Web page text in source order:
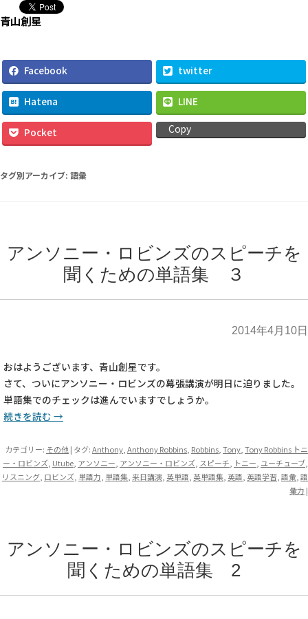
タグ別アーカイブ: 語彙
アンソニー・ロビンズのスピーチを
聞くための単語集 ３
2014年4月10日
おはようございます、青山創星です。
さて、ついにアンソニー・ロビンズの幕張講演が明日に迫りました。
単語集でのチェックは進んでいますでしょうか。
続きを読む →
カテゴリー: その他 | タグ:Anthony Anthony Robbins Robbins Tony Tony Robbins トニ
ー・ロビンズ Utube アンソニー アンソニー・ロビンズ スピーチ トニー ユーチューブ
リスニング ロビンズ 単語力 単語集 来日講演 英単語 英単語集 英語 英語学習 語彙 語
彙力 |
アンソニー・ロビンズのスピーチを
聞くための単語集 2